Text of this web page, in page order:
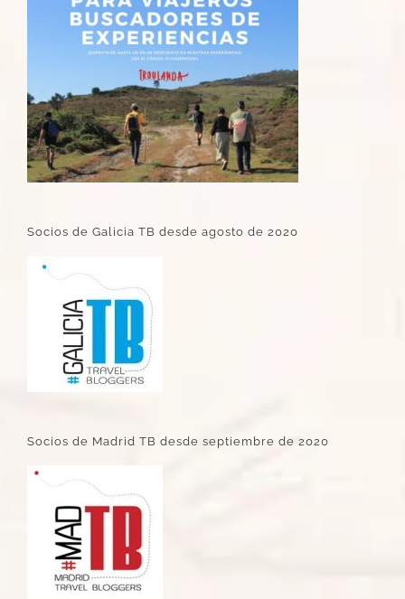
Socios de Galicia TB desde agosto de 2020
Socios de Madrid TB desde septiembre de 2020